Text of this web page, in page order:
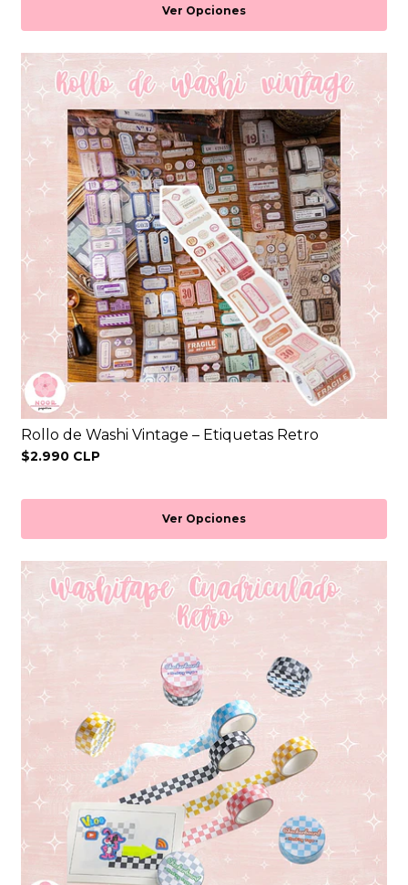
Ver Opciones
Rollo de Washi Vintage – Etiquetas Retro
$2.990 CLP
Ver Opciones